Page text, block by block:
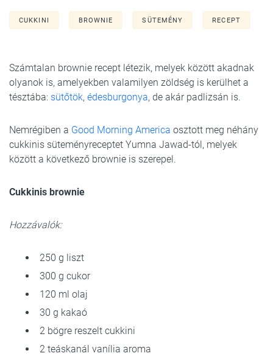
CUKKINI BROWNIE SÜTEMÉNY RECEPT
Számtalan brownie recept létezik, melyek között akadnak
olyanok is, amelyekben valamilyen zöldség is kerülhet a
tésztába: sütőtök, édesburgonya, de akár padlizsán is.
Nemrégiben a Good Morning America osztott meg néhány
cukkinis süteményreceptet Yumna Jawad-tól, melyek
között a következő brownie is szerepel.
Cukkinis brownie
Hozzávalók:
250 g liszt
300 g cukor
120 ml olaj
30 g kakaó
2 bögre reszelt cukkini
2 teáskanál vanília aroma